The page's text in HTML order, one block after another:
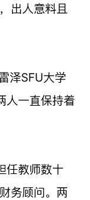
出人意料且
泽SFU大学
人一直保持着
任教师数十
务顾问。两